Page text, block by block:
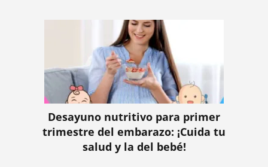
Desayuno nutritivo para primer
trimestre del embarazo: ¡Cuida tu
salud y la del bebé!